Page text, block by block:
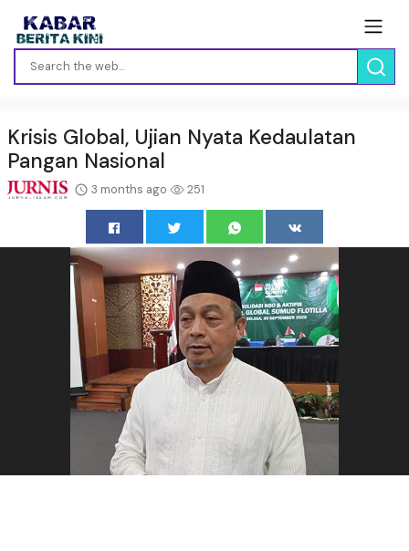
Krisis Global, Ujian Nyata Kedaulatan
Pangan Nasional
3 months ago 251